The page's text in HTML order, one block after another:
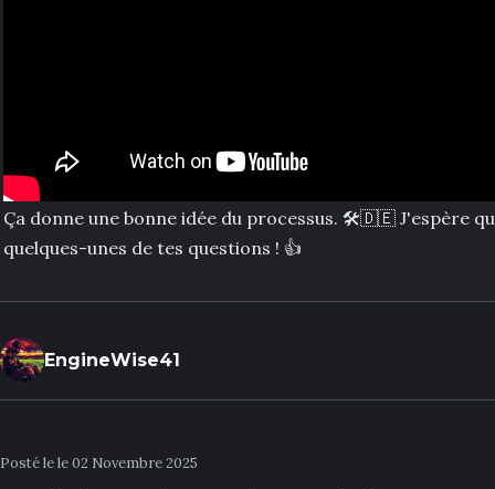
Ça donne une bonne idée du processus. 🛠️🇩🇪 J'espère
quelques-unes de tes questions ! 👍
EngineWise41
Posté le le 02 Novembre 2025